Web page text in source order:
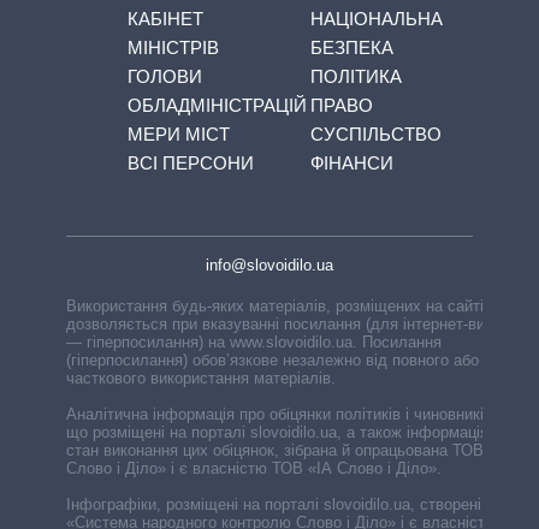
КАБІНЕТ
МІНІСТРІВ
ГОЛОВИ
ОБЛАДМІНІСТРАЦІЙ
МЕРИ МІСТ
ВСІ ПЕРСОНИ
НАЦІОНАЛЬНА
БЕЗПЕКА
ПОЛІТИКА
ПРАВО
СУСПІЛЬСТВО
ФІНАНСИ
info@slovoidilo.ua
Використання будь-яких матеріалів, розміщених на сайті,
дозволяється при вказуванні посилання (для інтернет-видань
— гіперпосилання) на www.slovoidilo.ua. Посилання
(гіперпосилання) обов’язкове незалежно від повного або
часткового використання матеріалів.
Аналітична інформація про обіцянки політиків і чиновників,
що розміщені на порталі slovoidilo.ua, а також інформація про
стан виконання цих обіцянок, зібрана й опрацьована ТОВ «ІА
Слово і Діло» і є власністю ТОВ «ІА Слово і Діло».
Інфографіки, розміщені на порталі slovoidilo.ua, створені ГО
«Система народного контролю Слово і Діло» і є власністю